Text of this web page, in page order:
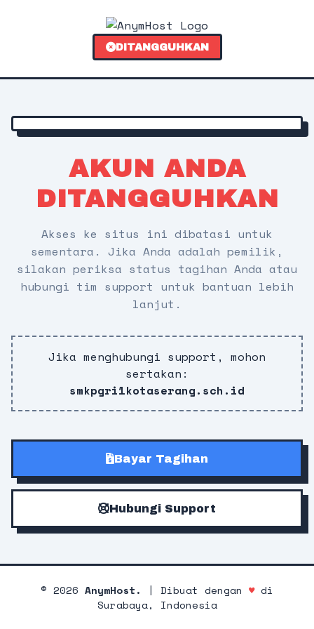
DITANGGUHKAN
AKUN ANDA
DITANGGUHKAN
Akses ke situs ini dibatasi untuk
sementara. Jika Anda adalah pemilik,
silakan periksa status tagihan Anda atau
hubungi tim support untuk bantuan lebih
lanjut.
Jika menghubungi support, mohon
sertakan:
smkpgri1kotaserang.sch.id
Bayar Tagihan
Hubungi Support
© 2026 AnymHost. | Dibuat dengan ♥di
Surabaya, Indonesia